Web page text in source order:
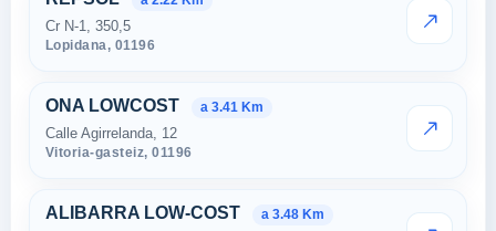
Cr N-1, 350,5
Lopidana, 01196
VER
ONA LOWCOST a 3.41 Km
Calle Agirrelanda, 12
Vitoria-gasteiz,01196
VER
ALIBARRA LOW-COST a 3.48 Km